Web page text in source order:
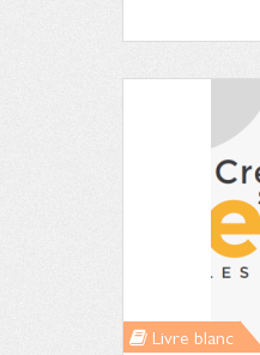
Livre blanc